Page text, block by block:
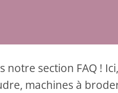
notre section FAQ !
machines à